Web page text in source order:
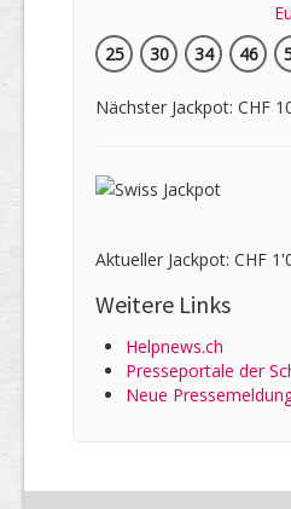
25
30 34 46
Nächster Jackpot: CHF
Aktueller Jackpot: CHF
Weitere Links
Helpnews.ch
Presseportale der
Neue